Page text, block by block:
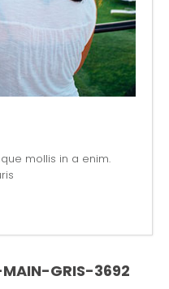
mollis in a enim.
MAIN-GRIS-3692